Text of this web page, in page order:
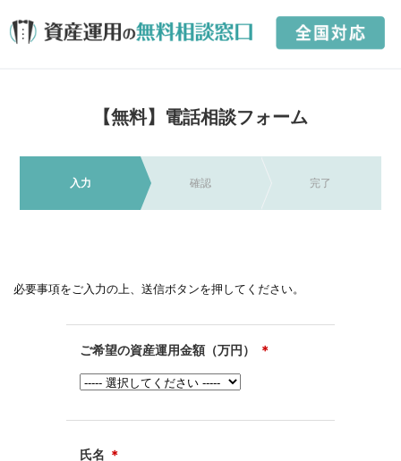
【無料】電話相談フォーム
入力 確認 完了
必要事項をご入力の上、送信ボタンを押してください。
ご希望の資産運用金額（万円） ＊
氏名 ＊